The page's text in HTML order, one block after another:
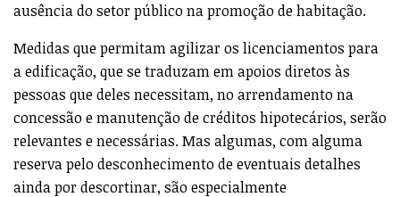
ausência do setor público na promoção de habitação.
Medidas que permitam agilizar os licenciamentos para
a edificação, que se traduzam em apoios diretos às
pessoas que deles necessitam, no arrendamento na
concessão e manutenção de créditos hipotecários, serão
relevantes e necessárias. Mas algumas, com alguma
reserva pelo desconhecimento de eventuais detalhes
ainda por descortinar, são especialmente